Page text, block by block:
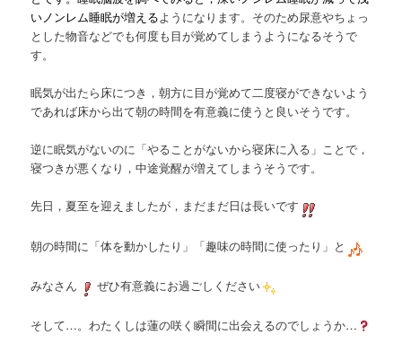
いノンレム睡眠が増えるようになります。そのため尿意やちょっ
とした物音などでも何度も目が覚めてしまうようになるそうで
す。
眠気が出たら床につき，朝方に目が覚めて二度寝ができないよう
であれば床から出て朝の時間を有意義に使うと良いそうです。
逆に眠気がないのに「やることがないから寝床に入る」ことで，
寝つきが悪くなり，中途覚醒が増えてしまうそうです。
先日，夏至を迎えましたが，まだまだ日は長いです
朝の時間に「体を動かしたり」「趣味の時間に使ったり」と
みなさん ぜひ有意義にお過ごしください
そして…。わたくしは蓮の咲く瞬間に出会えるのでしょうか…